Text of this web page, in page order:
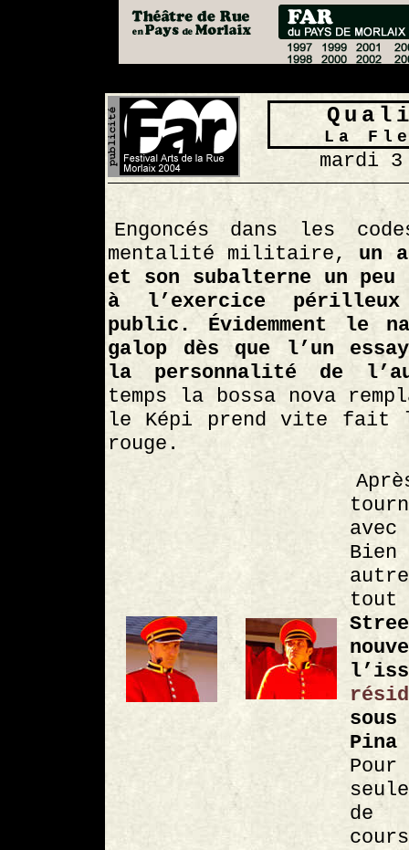
La
mardi
Engoncés dans les
mentalité militaire, un
et son subalterne un
à l’exercice
public. Évidemment le
galop dès que l’un
la personnalité de
temps la bossa nova
le Képi prend vite fait
rouge.
avec
de